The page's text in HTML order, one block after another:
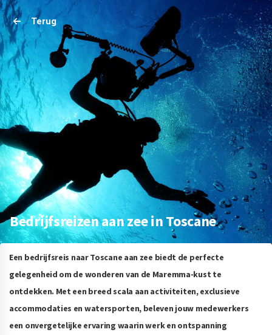
Terug
Bedrijfsreizen aan zee in Toscane
Een bedrijfsreis naar Toscane aan zee biedt de perfecte
gelegenheid om de wonderen van de Maremma-kust te
ontdekken. Met een breed scala aan activiteiten, exclusieve
accommodaties en watersporten, beleven jouw medewerkers
een onvergetelijke ervaring waarin werk en ontspanning